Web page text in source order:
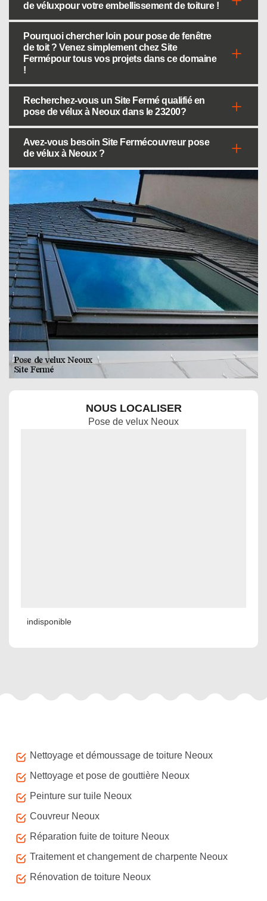
de véluxpour votre embellissement de toiture !
Pourquoi chercher loin pour pose de fenêtre
de toit ? Venez simplement chez Site
Fermépour tous vos projets dans ce domaine
!
Recherchez-vous un Site Fermé qualifié en
pose de vélux à Neoux dans le 23200?
Avez-vous besoin Site Fermécouvreur pose
de vélux à Neoux ?
NOUS LOCALISER
Pose de velux Neoux
indisponible
Nettoyage et démoussage de toiture Neoux
Nettoyage et pose de gouttière Neoux
Peinture sur tuile Neoux
Couvreur Neoux
Réparation fuite de toiture Neoux
Traitement et changement de charpente Neoux
Rénovation de toiture Neoux